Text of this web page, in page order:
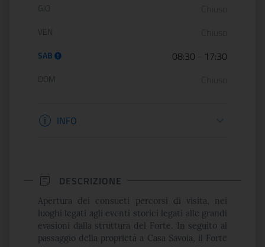
GIO
VEN
SAB 08:30 17:30
DOM
Informazioni apertura
INFO
DESCRIZIONE
Apertura dei consueti percorsi di visita, nei
luoghi legati agli eventi storici legati alle grandi
evasioni dalla struttura del Forte. In seguito al
passaggio della proprietà a Casa Savoia, il Forte